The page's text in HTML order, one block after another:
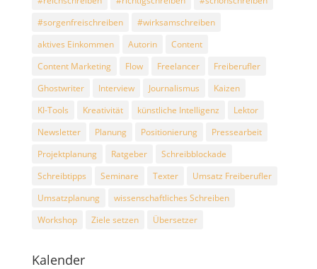
#sorgenfreischreiben
#wirksamschreiben
aktives Einkommen
Autorin
Content
Content Marketing
Flow Freelancer
Freiberufler
Ghostwriter
Interview Journalismus
Kaizen
KI-Tools
Kreativität künstliche Intelligenz
Lektor
Newsletter
Planung Positionierung
Pressearbeit
Projektplanung
Ratgeber
Schreibblockade
Schreibtipps
Seminare Texter
Umsatz Freiberufler
Umsatzplanung
wissenschaftliches Schreiben
Workshop
Ziele setzen Übersetzer
Kalender